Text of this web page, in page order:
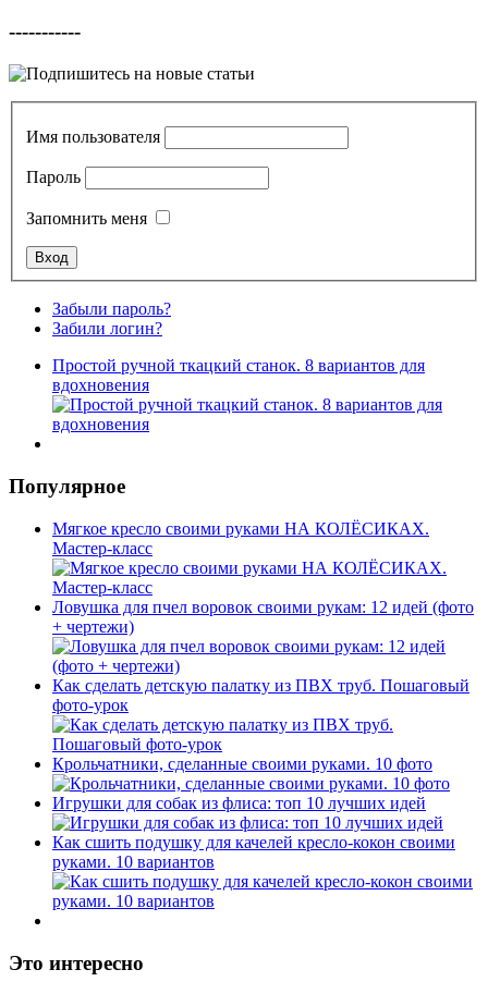
-----------
Имя пользователя
Пароль
Запомнить меня
Забыли пароль?
Забили логин?
Простой ручной ткацкий станок. 8 вариантов для
вдохновения
Популярное
Мягкое кресло своими руками НА КОЛЁСИКАХ.
Мастер-класс
Ловушка для пчел воровок своими рукам: 12 идей (фото
+ чертежи)
Как сделать детскую палатку из ПВХ труб. Пошаговый
фото-урок
Крольчатники, сделанные своими руками. 10 фото
Игрушки для собак из флиса: топ 10 лучших идей
Как сшить подушку для качелей кресло-кокон своими
руками. 10 вариантов
Это интересно